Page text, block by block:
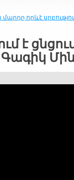
որևէ
է
Գագիկ